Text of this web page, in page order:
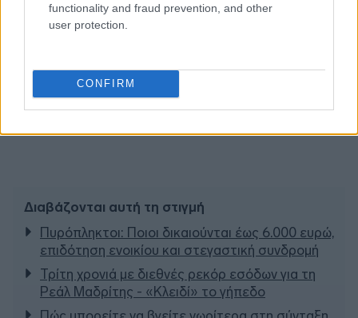
functionality and fraud prevention, and other
user protection.
CONFIRM
Διαβάζονται αυτή τη στιγμή
Πυρόπληκτοι: Ποιοι δικαιούνται έως 6.000 ευρώ,
επιδότηση ενοικίου και στεγαστική συνδρομή
Τρίτη χρονιά με διεθνές ρεκόρ εσόδων για τη
Ρεάλ Μαδρίτης - «Κλειδί» το γήπεδο